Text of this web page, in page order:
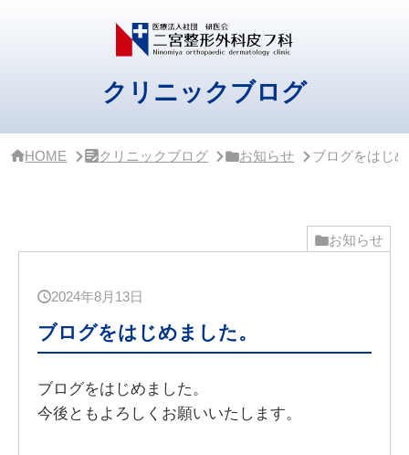
クリニックブログ
HOME クリニックブログ お知らせ ブログをはじ
お知らせ
2024年8月13日
ブログをはじめました。
ブログをはじめました。
今後ともよろしくお願いいたします。